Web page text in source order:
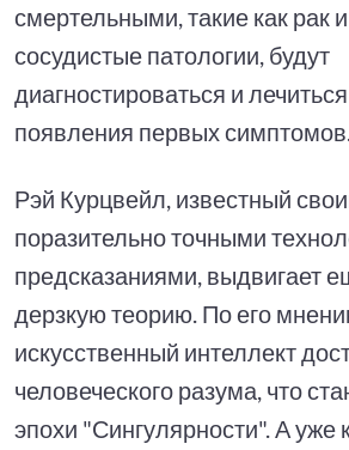
смертельными, такие как рак
сосудистые патологии, будут
диагностироваться и
появления первых симптомов.
Рэй Курцвейл, известный
поразительно точными
предсказаниями, выдвигает
дерзкую теорию. По его
искусственный интеллект
человеческого разума, что
эпохи "Сингулярности". А уже